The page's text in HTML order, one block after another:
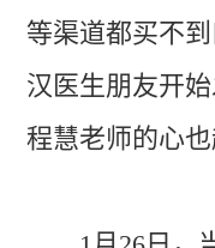
等渠道都买不
汉医生朋友开
程慧老师的心也